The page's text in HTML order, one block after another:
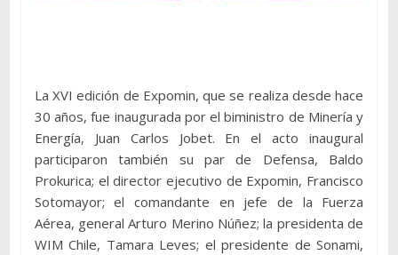
La XVI edición de Expomin, que se realiza desde hace
30 años, fue inaugurada por el biministro de Minería y
Energía, Juan Carlos Jobet. En el acto inaugural
participaron también su par de Defensa, Baldo
Prokurica; el director ejecutivo de Expomin, Francisco
Sotomayor; el comandante en jefe de la Fuerza
Aérea, general Arturo Merino Núñez; la presidenta de
WIM Chile, Tamara Leves; el presidente de Sonami,